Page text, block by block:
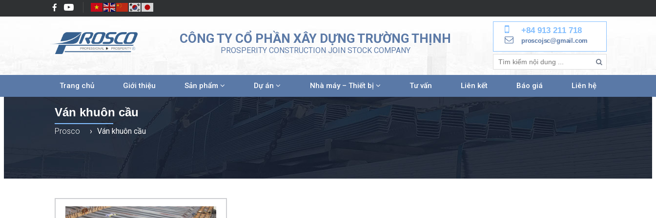
CÔNG TY CỔ PHẦN XÂY DỰNG TRƯỜNG THỊNH
PROSPERITY CONSTRUCTION JOIN STOCK COMPANY
+84 913 211 718
proscojsc@gmail.com
Trang chủ Giới thiệu Sản phẩm Dự án Nhà máy – Thiết bị Tư vấn Liên kết Báo giá Liên hệ
Ván khuôn cầu
Prosco › Ván khuôn cầu